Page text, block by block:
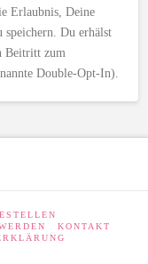
Erlaubnis, Deine
speichern. Du erhälst
Beitritt zum
Double-Opt-In).
KONTAKT